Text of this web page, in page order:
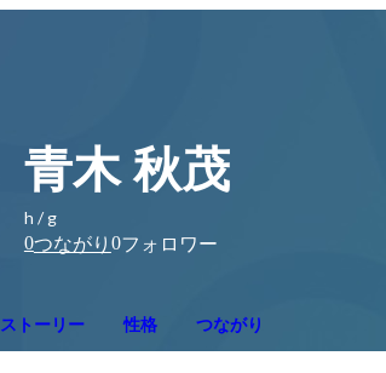
青木 秋茂
h / g
0つながり 0フォロワー
ストーリー 性格 つながり